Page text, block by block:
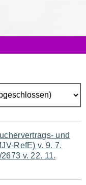
und
RefE) v. 9. 7.
v. 22. 11.